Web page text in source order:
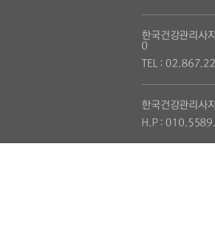
한국건강관리사
0
TEL :
한국건강관리사
H.P :